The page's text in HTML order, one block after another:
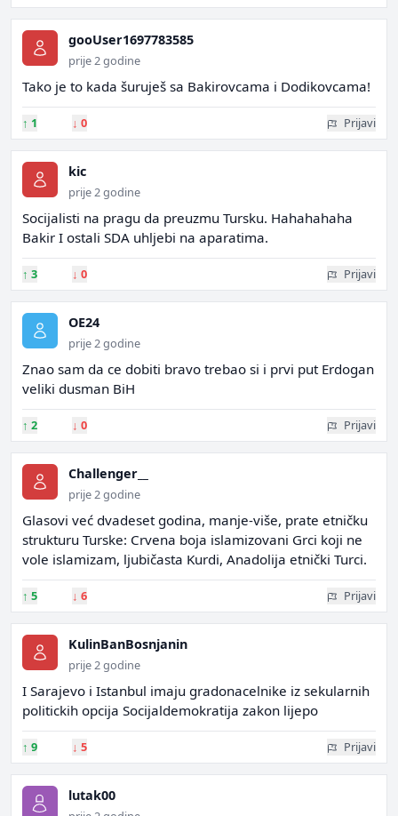
gooUser1697783585
prije 2 godine
Tako je to kada šuruješ sa Bakirovcama i Dodikovcama!
↑ 1 ↓ 0 Prijavi
kic
prije 2 godine
Socijalisti na pragu da preuzmu Tursku. Hahahahaha
Bakir I ostali SDA uhljebi na aparatima.
↑ 3 ↓ 0 Prijavi
OE24
prije 2 godine
Znao sam da ce dobiti bravo trebao si i prvi put Erdogan
veliki dusman BiH
↑ 2 ↓ 0 Prijavi
Challenger__
prije 2 godine
Glasovi već dvadeset godina, manje-više, prate etničku
strukturu Turske: Crvena boja islamizovani Grci koji ne
vole islamizam, ljubičasta Kurdi, Anadolija etnički Turci.
↑ 5 ↓ 6 Prijavi
KulinBanBosnjanin
prije 2 godine
I Sarajevo i Istanbul imaju gradonacelnike iz sekularnih
politickih opcija Socijaldemokratija zakon lijepo
↑ 9 ↓ 5 Prijavi
lutak00